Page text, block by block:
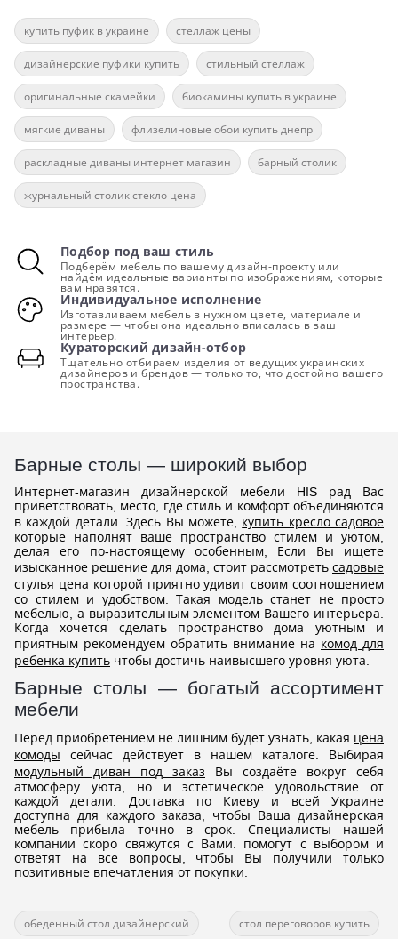
купить пуфик в украине стеллаж цены
дизайнерские пуфики купить стильный стеллаж
оригинальные скамейки биокамины купить в украине
мягкие диваны флизелиновые обои купить днепр
раскладные диваны интернет магазин барный столик
журнальный столик стекло цена
Подбор под ваш стиль
Подберём мебель по вашему дизайн-проекту или
найдём идеальные варианты по изображениям, которые
вам нравятся.
Индивидуальное исполнение
Изготавливаем мебель в нужном цвете, материале и
размере — чтобы она идеально вписалась в ваш
интерьер.
Кураторский дизайн-отбор
Тщательно отбираем изделия от ведущих украинских
дизайнеров и брендов — только то, что достойно вашего
пространства.
Барные столы — широкий выбор
Интернет-магазин дизайнерской мебели HIS рад Вас
приветствовать, место, где стиль и комфорт объединяются
в каждой детали. Здесь Вы можете, купить кресло садовое
которые наполнят ваше пространство стилем и уютом,
делая его по-настоящему особенным, Если Вы ищете
изысканное решение для дома, стоит рассмотреть садовые
стулья цена которой приятно удивит своим соотношением
со стилем и удобством. Такая модель станет не просто
мебелью, а выразительным элементом Вашего интерьера.
Когда хочется сделать пространство дома уютным и
приятным рекомендуем обратить внимание на комод для
ребенка купить чтобы достичь наивысшего уровня уюта.
Барные столы — богатый ассортимент
мебели
Перед приобретением не лишним будет узнать, какая цена
комоды сейчас действует в нашем каталоге. Выбирая
модульный диван под заказ Вы создаёте вокруг себя
атмосферу уюта, но и эстетическое удовольствие от
каждой детали. Доставка по Киеву и всей Украине
доступна для каждого заказа, чтобы Ваша дизайнерская
мебель прибыла точно в срок. Специалисты нашей
компании скоро свяжутся с Вами. помогут с выбором и
ответят на все вопросы, чтобы Вы получили только
позитивные впечатления от покупки.
обеденный стол дизайнерский стол переговоров купить